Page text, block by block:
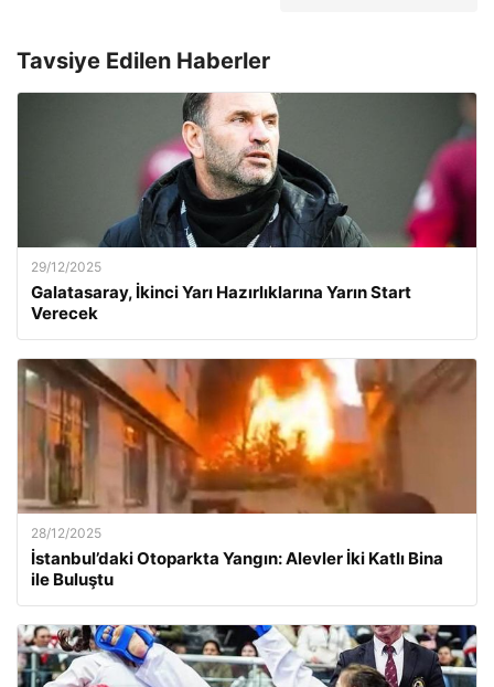
Tavsiye Edilen Haberler
29/12/2025
Galatasaray, İkinci Yarı Hazırlıklarına Yarın Start
Verecek
28/12/2025
İstanbul’daki Otoparkta Yangın: Alevler İki Katlı Bina
ile Buluştu